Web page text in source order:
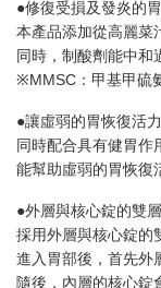
●修復受損及發炎的
本產品添加從高麗菜
同時，制酸劑能中和
※MMSC：甲基甲硫
●讓虛弱的胃恢復活
同時配合具有健胃作
能幫助虛弱的胃恢復
●外層與核心錠的雙
採用外層與核心錠的
進入胃部後，首先外
隨後，內層的核心錠